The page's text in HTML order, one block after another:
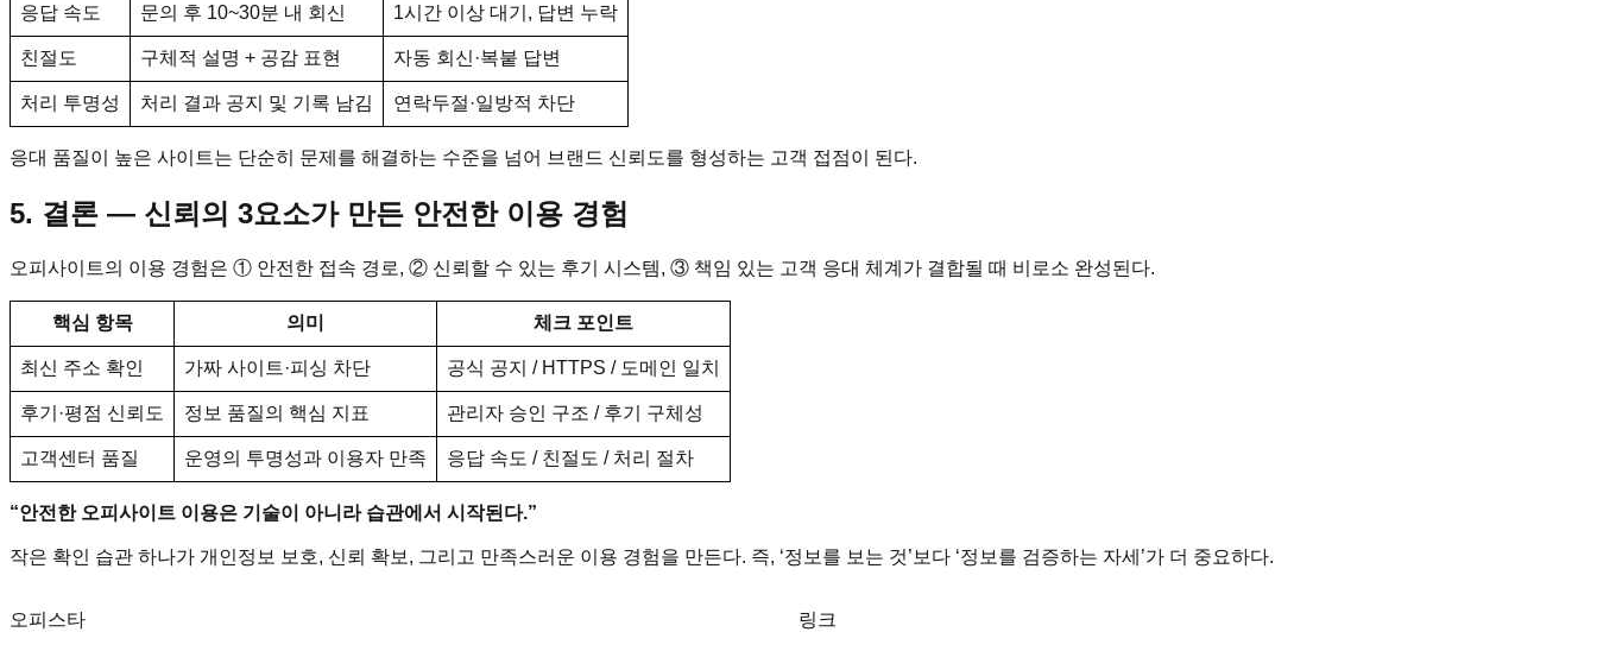
응답 속도 문의 후 10~30분 내 회신 1시간 이상 대기, 답변 누락
친절도 구체적 설명 + 공감 표현 자동 회신·복붙 답변
처리 투명성 처리 결과 공지 및 기록 남김 연락두절·일방적 차단
응대 품질이 높은 사이트는 단순히 문제를 해결하는 수준을 넘어 브랜드 신뢰도를 형성하는 고객 접점이 된다.
5. 결론 ― 신뢰의 3요소가 만든 안전한 이용 경험
오피사이트의 이용 경험은 ① 안전한 접속 경로, ② 신뢰할 수 있는 후기 시스템, ③ 책임 있는 고객 응대 체계가 결합될 때 비로소 완성된다.
핵심 항목 의미 체크 포인트
최신 주소 확인 가짜 사이트·피싱 차단 공식 공지 / HTTPS / 도메인 일치
후기·평점 신뢰도 정보 품질의 핵심 지표 관리자 승인 구조 / 후기 구체성
고객센터 품질 운영의 투명성과 이용자 만족 응답 속도 / 친절도 / 처리 절차
“안전한 오피사이트 이용은 기술이 아니라 습관에서 시작된다.”
작은 확인 습관 하나가 개인정보 보호, 신뢰 확보, 그리고 만족스러운 이용 경험을 만든다. 즉, ‘정보를 보는 것’보다 ‘정보를 검증하는 자세’가 더 중요하다.
오피스타 링크